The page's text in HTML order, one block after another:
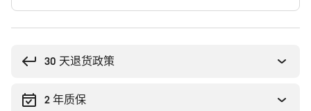
30 天退货政策
2 年质保